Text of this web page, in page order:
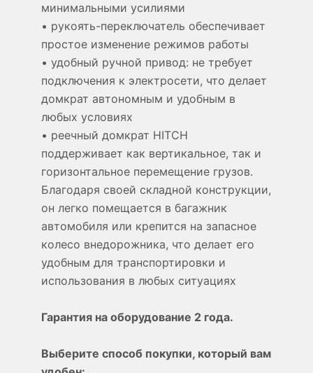
минимальными усилиями
• рукоять-переключатель обеспечивает
простое изменение режимов работы
• удобный ручной привод: не требует
подключения к электросети, что делает
домкрат автономным и удобным в
любых условиях
• реечный домкрат HITCH
поддерживает как вертикальное, так и
горизонтальное перемещение грузов.
Благодаря своей складной конструкции,
он легко помещается в багажник
автомобиля или крепится на запасное
колесо внедорожника, что делает его
удобным для транспортировки и
использования в любых ситуациях
Гарантия на оборудование 2 года.
Выберите способ покупки, который вам